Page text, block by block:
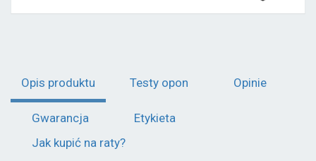
Opis produktu Testy opon Opinie
Gwarancja
Etykieta
Jak kupić na raty?